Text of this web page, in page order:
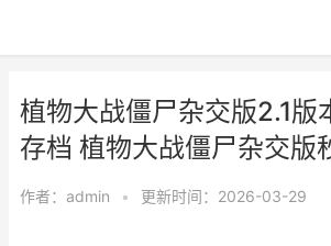
植物大战僵尸杂交版2.1版
存档 植物大战僵尸杂交版
作者： admin • 更新时间：2026-03-29